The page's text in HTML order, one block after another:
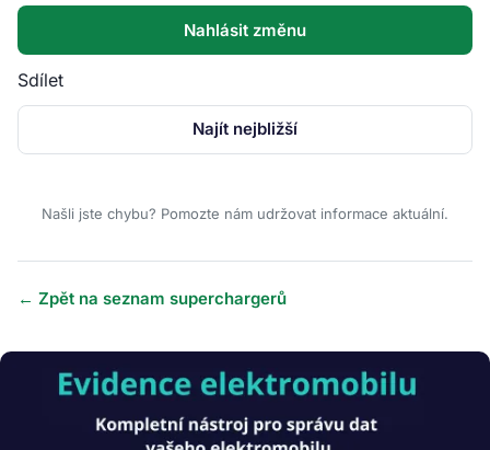
Nahlásit změnu
Sdílet
Najít nejbližší
Našli jste chybu? Pomozte nám udržovat informace aktuální.
← Zpět na seznam superchargerů
Obrázek